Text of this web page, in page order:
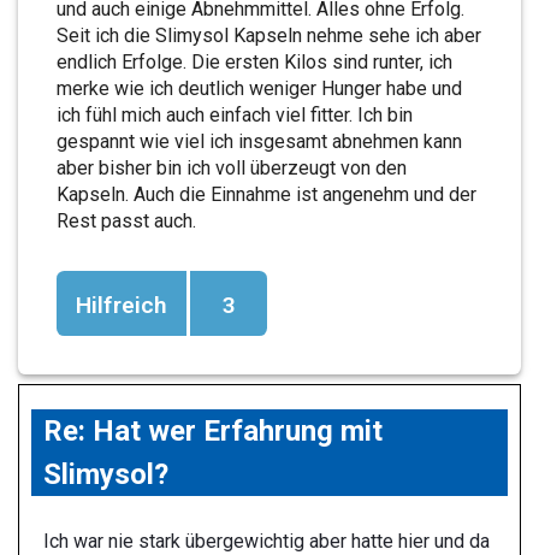
und auch einige Abnehmmittel. Alles ohne Erfolg.
Seit ich die Slimysol Kapseln nehme sehe ich aber
endlich Erfolge. Die ersten Kilos sind runter, ich
merke wie ich deutlich weniger Hunger habe und
ich fühl mich auch einfach viel fitter. Ich bin
gespannt wie viel ich insgesamt abnehmen kann
aber bisher bin ich voll überzeugt von den
Kapseln. Auch die Einnahme ist angenehm und der
Rest passt auch.
Hilfreich 3
Re: Hat wer Erfahrung mit
Slimysol?
Ich war nie stark übergewichtig aber hatte hier und da